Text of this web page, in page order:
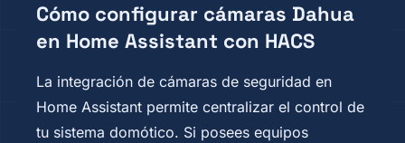
Cómo configurar cámaras Dahua
en Home Assistant con HACS
La integración de cámaras de seguridad en
Home Assistant permite centralizar el control de
tu sistema domótico. Si posees equipos